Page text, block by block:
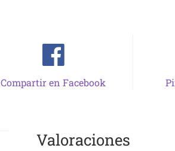
Compartir en Facebook
Valoraciones